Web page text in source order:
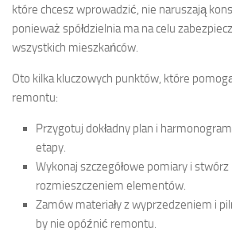
które chcesz wprowadzić, nie naruszają
ponieważ spółdzielnia ma na celu
wszystkich mieszkańców.
Oto kilka kluczowych punktów, które
remontu:
Przygotuj dokładny plan i
etapy.
Wykonaj szczegółowe pomiary i
rozmieszczeniem elementów.
Zamów materiały z wyprzedzeniem i
by nie opóźnić remontu.